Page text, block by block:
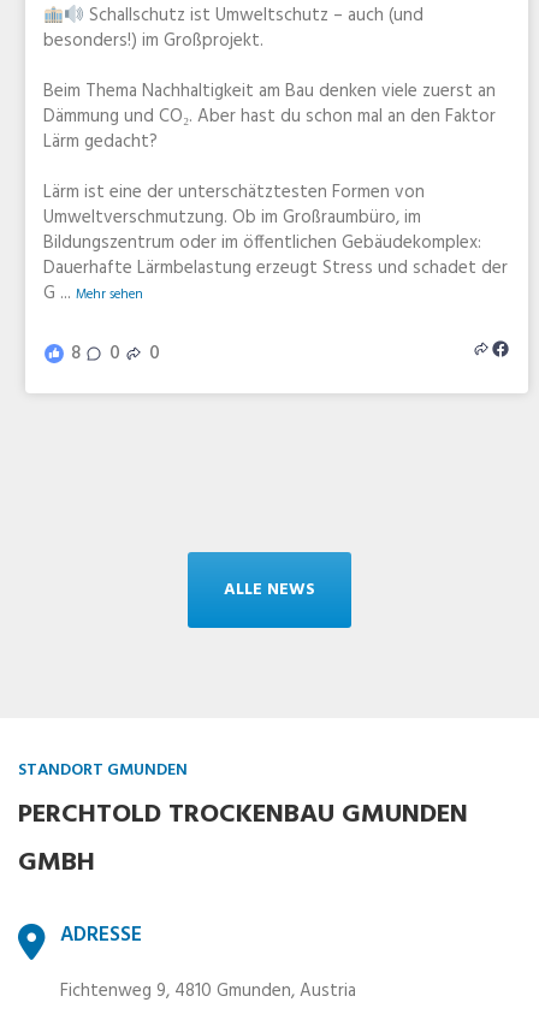
Schallschutz ist Umweltschutz – auch (und
besonders!) im Großprojekt.
Beim Thema Nachhaltigkeit am Bau denken viele zuerst an
Dämmung und CO₂. Aber hast du schon mal an den Faktor
Lärm gedacht?
Lärm ist eine der unterschätztesten Formen von
Umweltverschmutzung. Ob im Großraumbüro, im
Bildungszentrum oder im öffentlichen Gebäudekomplex:
Dauerhafte Lärmbelastung erzeugt Stress und schadet der
G ...Mehr sehen
8 0 0
ALLE NEWS
STANDORT GMUNDEN
PERCHTOLD TROCKENBAU GMUNDEN
GMBH
ADRESSE
Fichtenweg 9, 4810 Gmunden, Austria